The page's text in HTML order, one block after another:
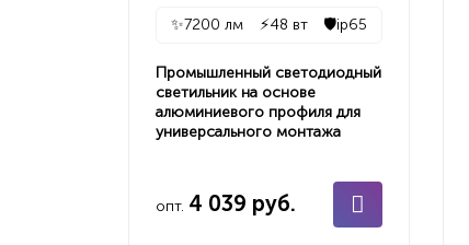
✨7200 лм ⚡48 вт 🛡️ip65
Промышленный светодиодный
светильник на основе
алюминиевого профиля для
универсального монтажа
опт. 4 039 руб.